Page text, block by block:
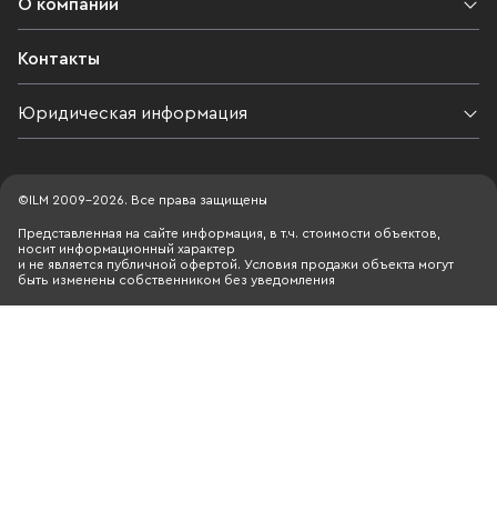
О компании
Контакты
Юридическая информация
©ILM 2009-2026. Все права защищены
Представленная на сайте информация, в т.ч. стоимости объектов,
носит информационный характер
и не является публичной офертой. Условия продажи объекта могут
быть изменены собственником без уведомления